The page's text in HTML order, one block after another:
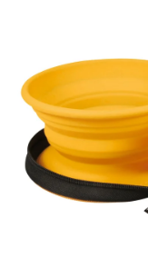
hvězdiček.